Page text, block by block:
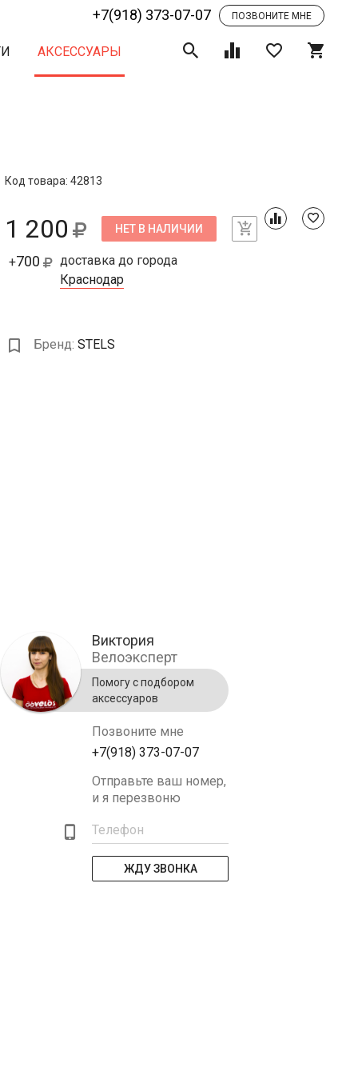
+7(918) 373-07-07 ПОЗВОНИТЕ МНЕ
АКСЕССУАРЫ
Код товара: 42813
1 200 НЕТ В НАЛИЧИИ
+700
доставка до города
Краснодар
Бренд: STELS
Виктория
Велоэксперт
Помогу с подбором
аксессуаров
Позвоните мне
+7(918) 373-07-07
Отправьте ваш номер,
и я перезвоню
Телефон
ЖДУ ЗВОНКА